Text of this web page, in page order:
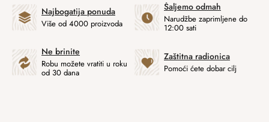
Najbogatija ponuda
Više od 4000 proizvoda
Šaljemo odmah
Narudžbe zaprimljene do
12:00 sati
Ne brinite
Robu možete vratiti u roku
od 30 dana
Zaštitna radionica
Pomoći ćete dobar cilj